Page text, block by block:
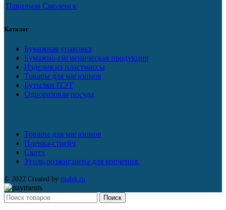
Павильон Смоленск
Каталог
Бумажная упаковка
Бумажно-гигиеническая продукция
Изделия из пластмассы
Товары для магазинов
Бутылки ПЭТ
Одноразовая посуда
Товары для магазинов
Пленка-стрейч
Скотч
Уголь,розжиг,щепа для копчения.
© 2022 Created by mobit.ru
Поиск